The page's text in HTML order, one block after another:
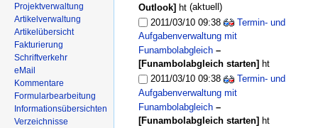
Outlook] ht (aktuell)
2011/03/10 09:38
Termin- und
Aufgabenverwaltung mit
Funambolabgleich –
[Funambolabgleich starten] ht
2011/03/10 09:38
Termin- und
Aufgabenverwaltung mit
Funambolabgleich –
[Funambolabgleich starten]ht
Projektverwaltung
Artikelverwaltung
Artikelübersicht
Fakturierung
Schriftverkehr
eMail
Kommentare
Formularbearbeitung
Informationsübersichten
Verzeichnisse